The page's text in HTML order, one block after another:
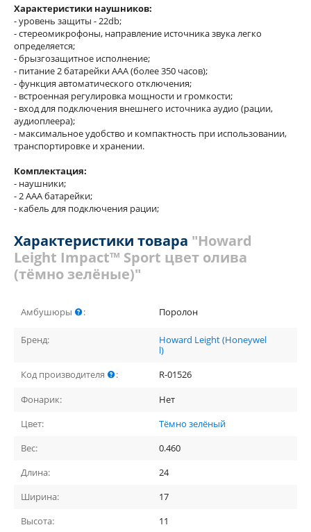
Характеристики наушников:
- уровень защиты - 22db;
- стереомикрофоны, направление источника звука легко
определяется;
- брызгозащитное исполнение;
- питание 2 батарейки ААА (более 350 часов);
- функция автоматического отключения;
- встроенная регулировка мощности и громкости;
- вход для подключения внешнего источника аудио (рации,
аудиоплеера);
- максимальное удобство и компактность при использовании,
транспортировке и хранении.
Комплектация:
- наушники;
- 2 ААА батарейки;
- кабель для подключения рации;
Характеристики товара "Howard
Leight Impact™ Sport цвет олива
(тёмно зелёные)"
Амбушюры : Поролон
Бренд:
Howard Leight (Honeywel
l)
Код производителя
: R-01526
Фонарик:
Нет
Цвет:
Тёмно зелёный
Вес:
0.460
Длина:
24
Ширина:
17
Высота:
11